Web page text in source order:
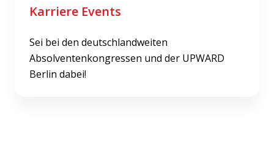
Karriere Events
Sei bei den deutschlandweiten
Absolventenkongressen und der UPWARD
Berlin dabei!